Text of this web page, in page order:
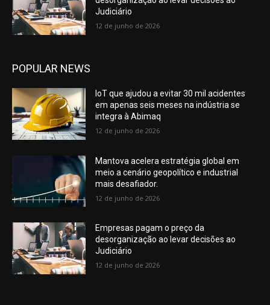
Judiciário
12 de junho de 2026
POPULAR NEWS
IoT que ajudou a evitar 30 mil acidentes
em apenas seis meses na indústria se
integra à Abimaq
12 de junho de 2026
Mantova acelera estratégia global em
meio a cenário geopolítico e industrial
mais desafiador.
12 de junho de 2026
Empresas pagam o preço da
desorganização ao levar decisões ao
Judiciário
12 de junho de 2026